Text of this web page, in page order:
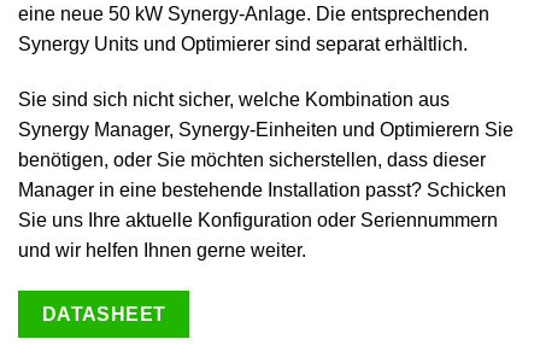
eine neue 50 kW Synergy-Anlage. Die entsprechenden
Synergy Units und Optimierer sind separat erhältlich.
Sie sind sich nicht sicher, welche Kombination aus
Synergy Manager, Synergy-Einheiten und Optimierern Sie
benötigen, oder Sie möchten sicherstellen, dass dieser
Manager in eine bestehende Installation passt? Schicken
Sie uns Ihre aktuelle Konfiguration oder Seriennummern
und wir helfen Ihnen gerne weiter.
DATASHEET